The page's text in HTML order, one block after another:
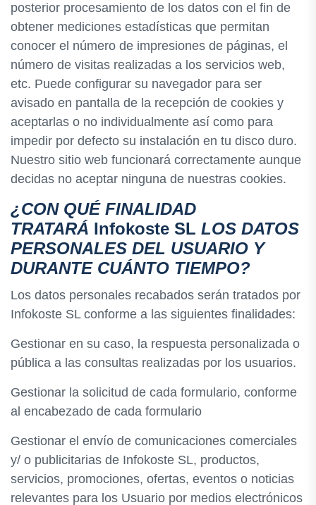
posterior procesamiento de los datos con el fin de
obtener mediciones estadísticas que permitan
conocer el número de impresiones de páginas, el
número de visitas realizadas a los servicios web,
etc. Puede configurar su navegador para ser
avisado en pantalla de la recepción de cookies y
aceptarlas o no individualmente así como para
impedir por defecto su instalación en tu disco duro.
Nuestro sitio web funcionará correctamente aunque
decidas no aceptar ninguna de nuestras cookies.
¿CON QUÉ FINALIDAD
TRATARÁ Infokoste SL LOS DATOS
PERSONALES DEL USUARIO Y
DURANTE CUÁNTO TIEMPO?
Los datos personales recabados serán tratados por
Infokoste SL conforme a las siguientes finalidades:
Gestionar en su caso, la respuesta personalizada o
pública a las consultas realizadas por los usuarios.
Gestionar la solicitud de cada formulario, conforme
al encabezado de cada formulario
Gestionar el envío de comunicaciones comerciales
y/ o publicitarias de Infokoste SL, productos,
servicios, promociones, ofertas, eventos o noticias
relevantes para los Usuario por medios electrónicos